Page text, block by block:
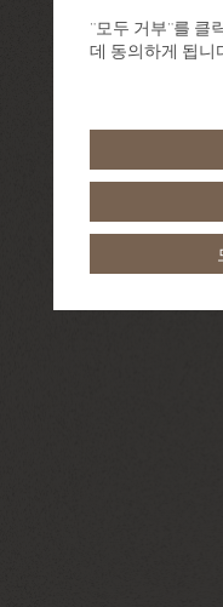
"모두 거부"를 클
데 동의하게 됩니